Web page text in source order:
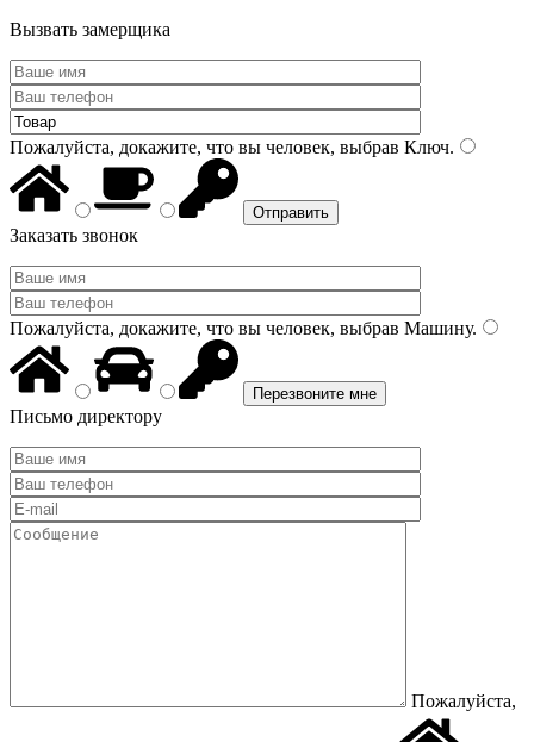
Вызвать замерщика
Пожалуйста, докажите, что вы человек, выбрав Ключ.
Заказать звонок
Пожалуйста, докажите, что вы человек, выбрав Машину.
Письмо директору
Пожалуйста,